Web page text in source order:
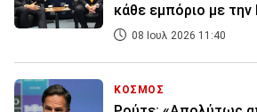
κάθε εμπόριο με την
08 Ιουλ 2026 11:40
ΚΟΣΜΟΣ